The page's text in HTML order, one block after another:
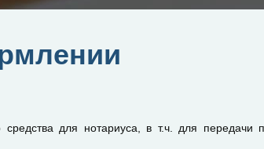
средства для нотариуса, в т.ч. для передачи